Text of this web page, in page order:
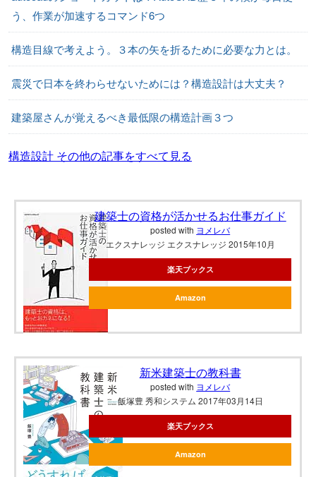
う、作業が加速するコマンド6つ
構造目線で考えよう。３本の矢を折るために必要な力とは。
震災で日本を終わらせないためには？構造設計は大丈夫？
建築屋さんが覚えるべき最低限の構造計画３つ
構造設計 その他の記事をすべて見る
建築士の資格が活かせるお仕事ガイド
posted with ヨメレバ
エクスナレッジ エクスナレッジ 2015年10月
楽天ブックス
Amazon
新米建築士の教科書
posted with ヨメレバ
飯塚豊 秀和システム 2017年03月14日
楽天ブックス
Amazon